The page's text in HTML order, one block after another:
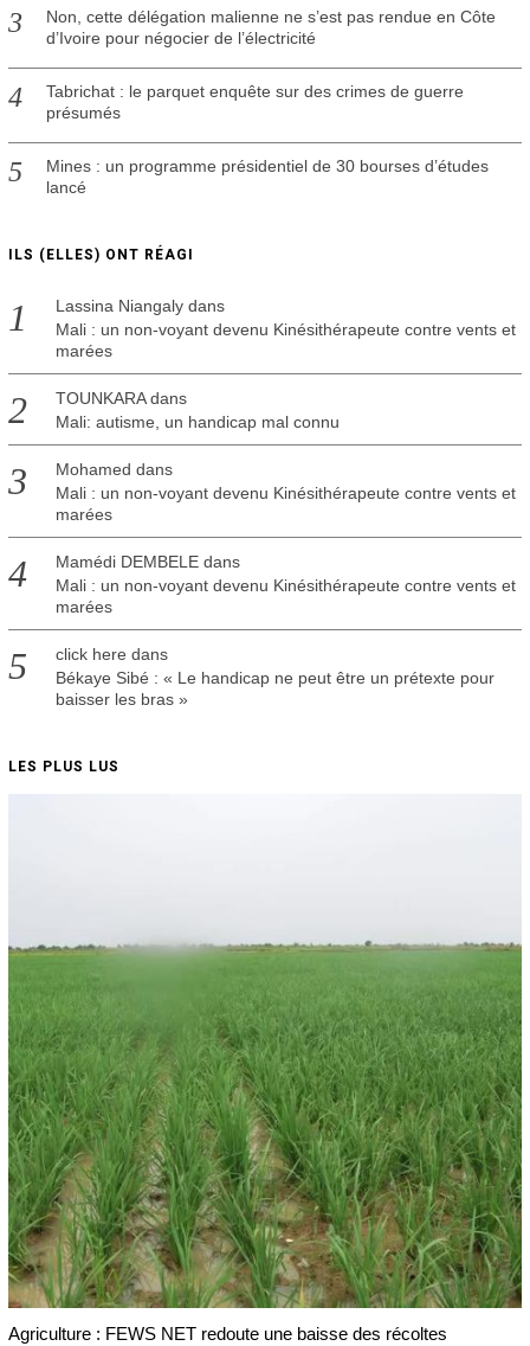
Non, cette délégation malienne ne s’est pas rendue en Côte
d’Ivoire pour négocier de l’électricité
Tabrichat : le parquet enquête sur des crimes de guerre
présumés
Mines : un programme présidentiel de 30 bourses d’études
lancé
ILS (ELLES) ONT RÉAGI
Lassina Niangalydans
Mali : un non-voyant devenu Kinésithérapeute contre vents et
marées
TOUNKARAdans
Mali: autisme, un handicap mal connu
Mohamed dans
Mali : un non-voyant devenu Kinésithérapeute contre vents et
marées
Mamédi DEMBELEdans
Mali : un non-voyant devenu Kinésithérapeute contre vents et
marées
click here dans
Békaye Sibé : « Le handicap ne peut être un prétexte pour
baisser les bras »
LES PLUS LUS
Agriculture : FEWS NET redoute une baisse des récoltes